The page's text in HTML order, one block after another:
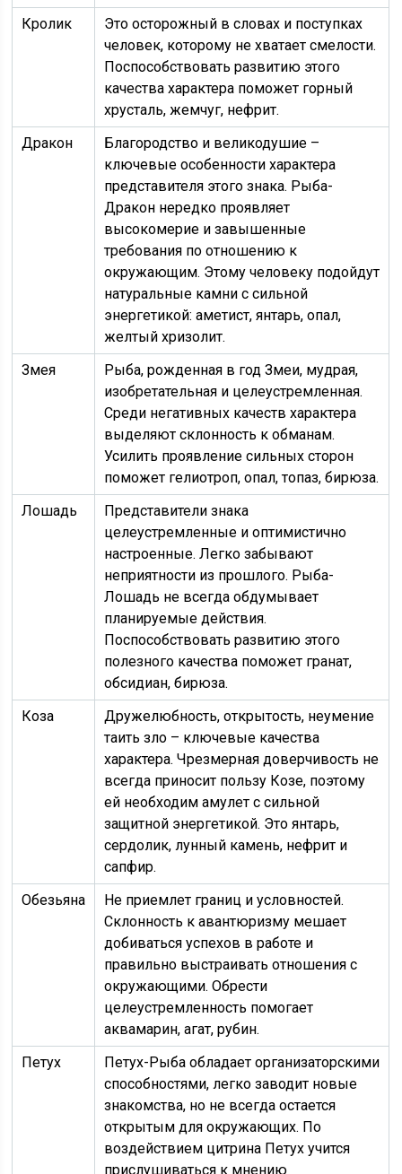
Кролик
Это осторожный в словах и поступках
человек, которому не хватает смелости.
Поспособствовать развитию этого
качества характера поможет горный
хрусталь, жемчуг, нефрит.
Дракон
Благородство и великодушие –
ключевые особенности характера
представителя этого знака. Рыба-
Дракон нередко проявляет
высокомерие и завышенные
требования по отношению к
окружающим. Этому человеку подойдут
натуральные камни с сильной
энергетикой: аметист, янтарь, опал,
желтый хризолит.
Змея
Рыба, рожденная в год Змеи, мудрая,
изобретательная и целеустремленная.
Среди негативных качеств характера
выделяют склонность к обманам.
Усилить проявление сильных сторон
поможет гелиотроп, опал, топаз, бирюза.
Лошадь
Представители знака
целеустремленные и оптимистично
настроенные. Легко забывают
неприятности из прошлого. Рыба-
Лошадь не всегда обдумывает
планируемые действия.
Поспособствовать развитию этого
полезного качества поможет гранат,
обсидиан, бирюза.
Коза
Дружелюбность, открытость, неумение
таить зло – ключевые качества
характера. Чрезмерная доверчивость не
всегда приносит пользу Козе, поэтому
ей необходим амулет с сильной
защитной энергетикой. Это янтарь,
сердолик, лунный камень, нефрит и
сапфир.
Обезьяна
Не приемлет границ и условностей.
Склонность к авантюризму мешает
добиваться успехов в работе и
правильно выстраивать отношения с
окружающими. Обрести
целеустремленность помогает
аквамарин, агат, рубин.
Петух
Петух-Рыба обладает организаторскими
способностями, легко заводит новые
знакомства, но не всегда остается
открытым для окружающих. По
воздействием цитрина Петух учится
прислушиваться к мнению